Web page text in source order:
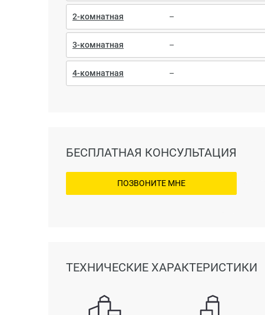
2-комнатная –
3-комнатная –
4-комнатная –
БЕСПЛАТНАЯ КОНСУЛЬТАЦИЯ
ПОЗВОНИТЕ МНЕ
ТЕХНИЧЕСКИЕ ХАРАКТЕРИСТИКИ